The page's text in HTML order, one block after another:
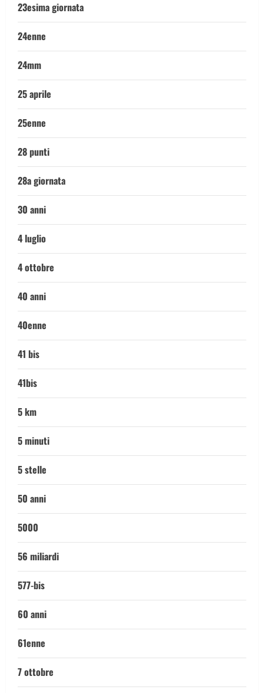
23esima giornata
24enne
24mm
25 aprile
25enne
28 punti
28a giornata
30 anni
4 luglio
4 ottobre
40 anni
40enne
41 bis
41bis
5 km
5 minuti
5 stelle
50 anni
5000
56 miliardi
577-bis
60 anni
61enne
7 ottobre